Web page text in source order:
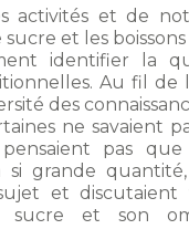
activités et de
sucre et les
identifier la
Au fil de
des
ne savaient
pas que
si grande
et
et son